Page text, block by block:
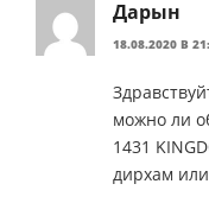
Дарын
18.08.2020 В
можно ли
1431
дирхам